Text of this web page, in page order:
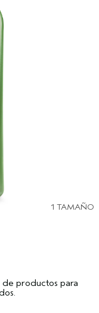
1 TAMAÑO
de productos para